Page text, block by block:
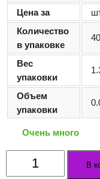
Цена за
Количество
в упаковке
40
Вес
упаковки
Объем
упаковки
Очень много
Количество
товара
В